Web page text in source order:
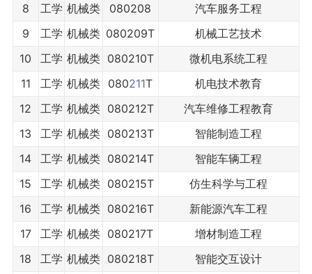
8
工学 机械类 080208
汽车服务工程
9
工学 机械类 080209T
机械工艺技术
10
工学 机械类 080210T
微机电系统工程
11
工学 机械类 080211T
机电技术教育
12
工学 机械类 080212T
汽车维修工程教育
13
工学 机械类 080213T
智能制造工程
14
工学 机械类 080214T
智能车辆工程
15
工学 机械类 080215T
仿生科学与工程
16
工学 机械类 080216T
新能源汽车工程
17
工学 机械类 080217T
增材制造工程
18
工学 机械类 080218T
智能交互设计